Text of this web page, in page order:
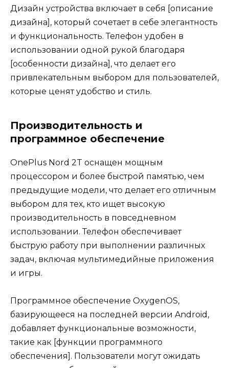
Дизайн устройства включает в себя [описание
дизайна], который сочетает в себе элегантность
и функциональность. Телефон удобен в
использовании одной рукой благодаря
[особенности дизайна], что делает его
привлекательным выбором для пользователей,
которые ценят удобство и стиль.
Производительность и
программное обеспечение
OnePlus Nord 2T оснащен мощным
процессором и более быстрой памятью, чем
предыдущие модели, что делает его отличным
выбором для тех, кто ищет высокую
производительность в повседневном
использовании. Телефон обеспечивает
быструю работу при выполнении различных
задач, включая мультимедийные приложения
и игры.
Программное обеспечение OxygenOS,
базирующееся на последней версии Android,
добавляет функциональные возможности,
такие как [функции программного
обеспечения]. Пользователи могут ожидать